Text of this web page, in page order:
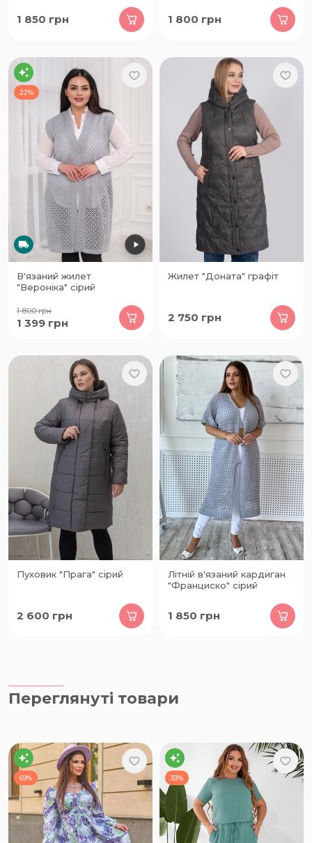
1 850 грн 1 800 грн
22%
В'язаний жилет
"Вероніка" сірий
1 800грн
1 399 грн
Жилет "Доната" графіт
2 750 грн
Пуховик "Прага" сірий
2 600 грн
Літній в'язаний кардиган
"Франциско" сірий
1 850 грн
Переглянуті товари
69% 33%